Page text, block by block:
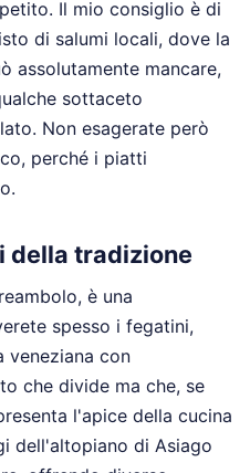
Il mio consiglio è di
di salumi locali, dove la
assolutamente mancare,
sottaceto
Non esagerate però
perché i piatti
della tradizione
è una
spesso i fegatini,
veneziana con
che divide ma che, se
l'apice della cucina
dell'altopiano di Asiago